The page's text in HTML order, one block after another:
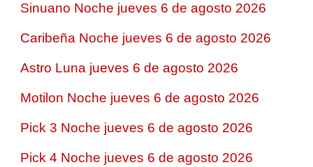
Sinuano Noche jueves 6 de agosto 2026
Caribeña Noche jueves 6 de agosto 2026
Astro Luna jueves 6 de agosto 2026
Motilon Noche jueves 6 de agosto 2026
Pick 3 Noche jueves 6 de agosto 2026
Pick 4 Noche jueves 6 de agosto 2026